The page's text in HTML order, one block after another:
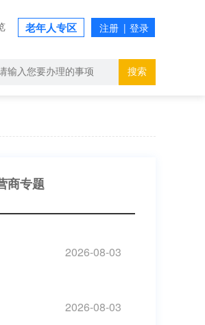
老年人专区
搜索
商专题
2026-08-03
2026-08-03